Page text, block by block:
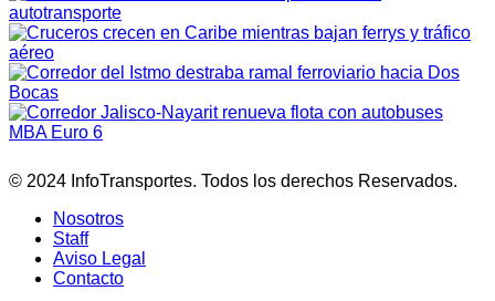
© 2024 InfoTransportes. Todos los derechos Reservados.
Nosotros
Staff
Aviso Legal
Contacto